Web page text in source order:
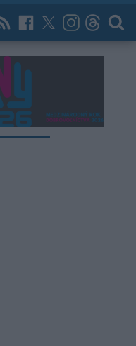
News Now Archív